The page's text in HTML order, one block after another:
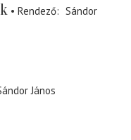
Rendező
Sándor
János